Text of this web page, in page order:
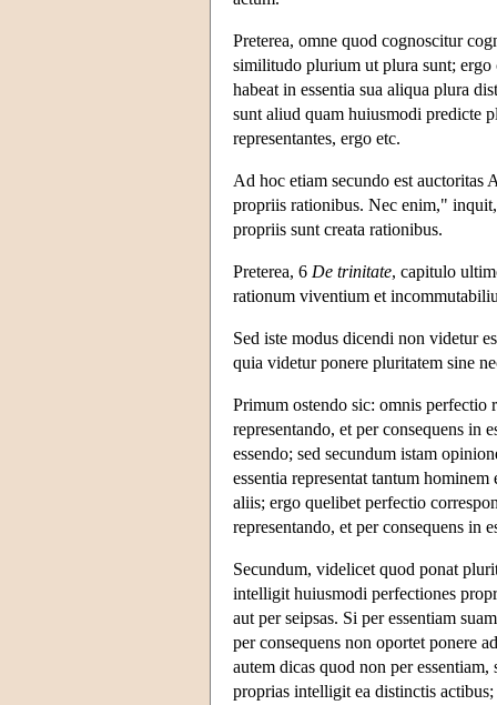
Preterea, omne quod cognoscitur
similitudo plurium ut plura sunt; ergo
habeat in essentia sua aliqua plura
sunt aliud quam huiusmodi predicte
representantes, ergo etc.
Ad hoc etiam secundo est auctoritas
propriis rationibus. Nec enim,"
propriis sunt creata rationibus.
Preterea, 6 De trinitate, capitulo
rationum viventium et
Sed iste modus dicendi non videtur
quia videtur ponere pluritatem sine
Primum ostendo sic: omnis perfectio
representando, et per consequens in
essendo; sed secundum istam
essentia representat tantum
aliis; ergo quelibet perfectio
representando, et per consequens in
Secundum, videlicet quod ponat
intelligit huiusmodi perfectiones
aut per seipsas. Si per essentiam
per consequens non oportet ponere
autem dicas quod non per
proprias intelligit ea distinctis